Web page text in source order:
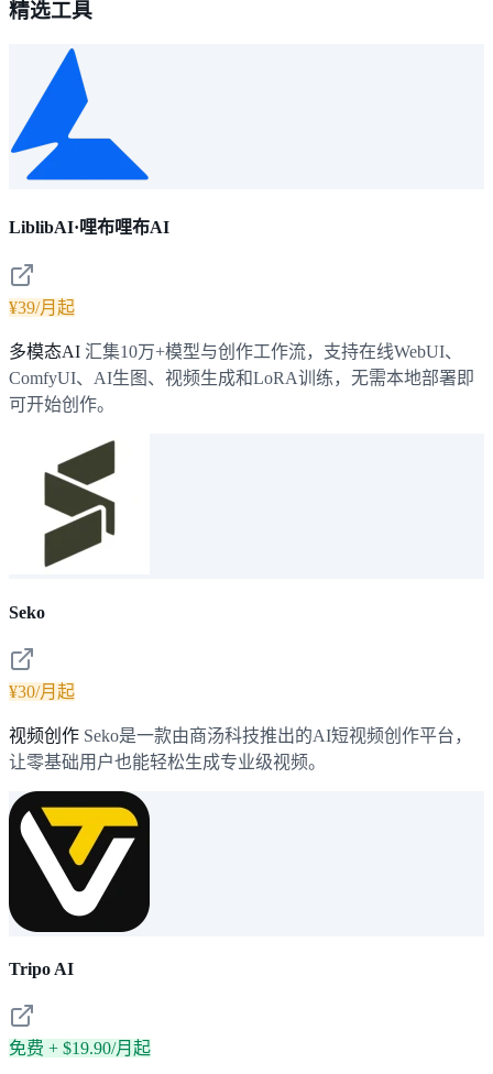
精选工具
LiblibAI·哩布哩布AI
¥39/月起
多模态AI 汇集10万+模型与创作工作流，支持在线WebUI、
ComfyUI、AI生图、视频生成和LoRA训练，无需本地部署即
可开始创作。
Seko
¥30/月起
视频创作 Seko是一款由商汤科技推出的AI短视频创作平台，
让零基础用户也能轻松生成专业级视频。
Tripo AI
免费 + $19.90/月起